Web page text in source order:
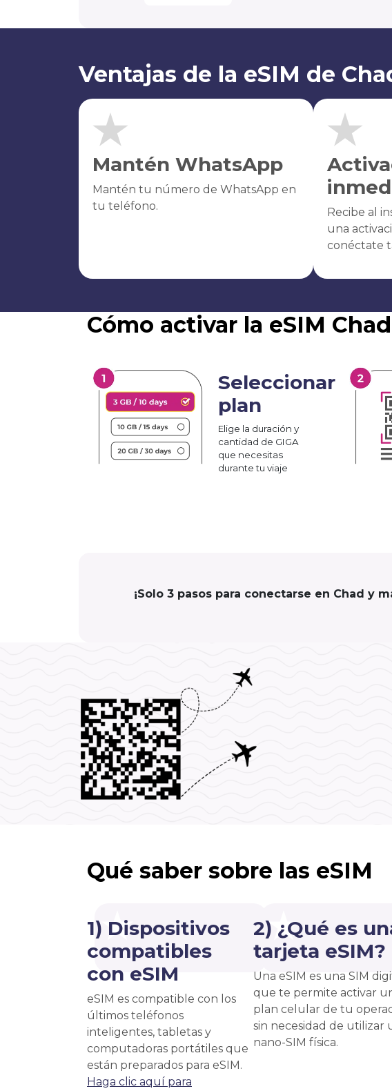
Ventajas de la eSIM de
Mantén WhatsApp
Mantén tu número de WhatsApp en
tu teléfono.
Recibe al
una
conéctate
Cómo activar la eSIM Chad
Seleccionar
plan
Elige la duración y
cantidad de GIGA
que necesitas
durante tu viaje
¡Solo 3 pasos para conectarse en Chad y
Qué saber sobre las eSIM
1) Dispositivos
compatibles
con eSIM
eSIM es compatible con los
últimos teléfonos
inteligentes, tabletas y
computadoras portátiles que
están preparados para eSIM.
Haga clic aquí para
2) ¿Qué es
tarjeta eSIM?
Una eSIM es una SIM
que te permite activar
plan celular de tu
sin necesidad de utilizar
nano-SIM física.